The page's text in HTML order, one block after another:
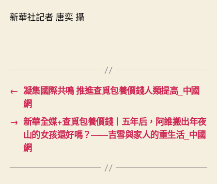
新華社記者 唐奕 攝
← 凝集國際共鳴 推進查覓包養價錢人類提高_中國
網
→ 新華全媒+查覓包養價錢丨五年后，阿誰搬出年夜
山的女孩還好嗎？——吉雪與家人的重生活_中國
網